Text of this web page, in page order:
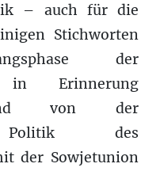
– auch für die
Stichworten
der
in Erinnerung
von der
Politik des
der Sowjetunion